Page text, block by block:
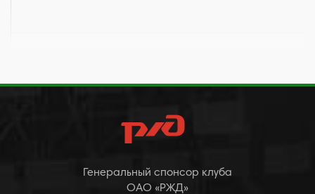
Генеральный спонсор клуба
ОАО «РЖД»